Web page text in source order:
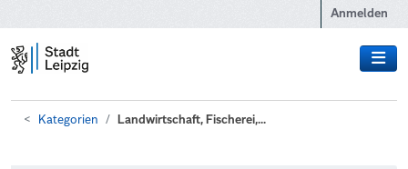
Anmelden
Kategorien Landwirtschaft, Fischerei,...